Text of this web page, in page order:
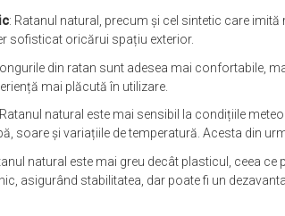
: Ratanul natural, precum și cel sintetic care
sofisticat oricărui spațiu exterior.
din ratan sunt adesea mai confortabile,
mai plăcută în utilizare.
natural este mai sensibil la condițiile
soare și variațiile de temperatură. Acesta din
natural este mai greu decât plasticul, ceea
asigurând stabilitatea, dar poate fi un